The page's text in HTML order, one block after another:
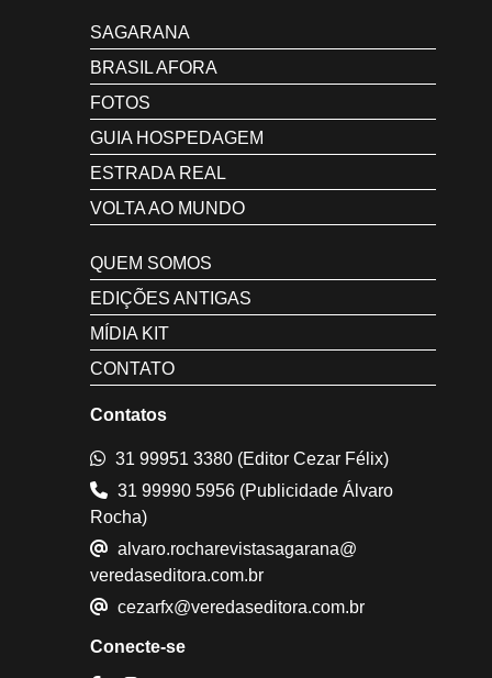
SAGARANA
BRASIL AFORA
FOTOS
GUIA HOSPEDAGEM
ESTRADA REAL
VOLTA AO MUNDO
QUEM SOMOS
EDIÇÕES ANTIGAS
MÍDIA KIT
CONTATO
Contatos
31 99951 3380 (Editor Cezar Félix)
31 99990 5956 (Publicidade Álvaro
Rocha)
alvaro.rocharevistasagarana@
veredaseditora.com.br
cezarfx@veredaseditora.com.br
Conecte-se